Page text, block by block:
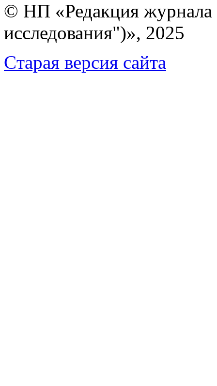
© НП «Редакция
исследования")», 2025
Cтарая версия сайта